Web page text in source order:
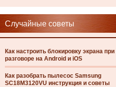
Случайные советы
Как настроить блокировку экрана при
разговоре на Android и iOS
Как разобрать пылесос Samsung
SC18M3120VU инструкция и советы